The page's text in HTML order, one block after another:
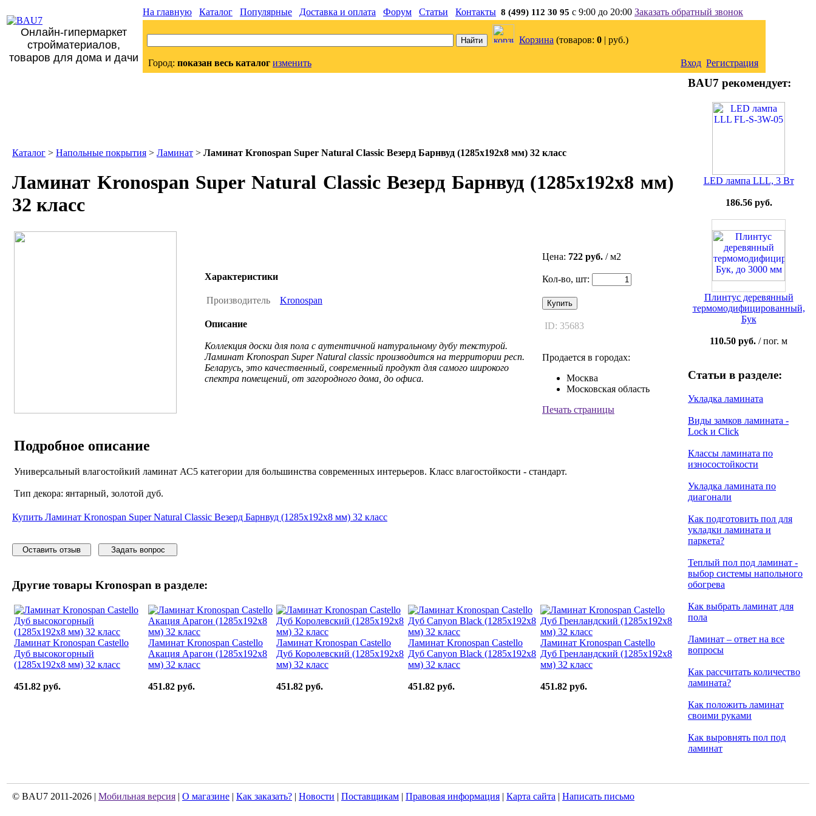
Онлайн-гипермаркет
стройматериалов,
товаров для дома и дачи
На главную Каталог Популярные Доставка и оплата Форум Статьи Контакты 8 (499) 112 30 95 с 9:00 до 20:00 Заказать обратный звонок
Корзина (товаров: 0 | руб.)
Город: показан весь каталог изменить Вход Регистрация
Каталог > Напольные покрытия > Ламинат > Ламинат Kronospan Super Natural Classic Везерд Барнвуд (1285x192x8 мм) 32 класс
Ламинат Kronospan Super Natural Classic Везерд Барнвуд (1285x192x8 мм)
32 класс
Характеристики
Производитель Kronospan
Описание
Коллекция доски для пола с аутентичной натуральному дубу текстурой.
Ламинат Kronospan Super Natural classic производится на территории респ.
Беларусь, это качественный, современный продукт для самого широкого
спектра помещений, от загородного дома, до офиса.
Цена: 722 руб. / м2
Кол-во, шт:
Купить
ID: 35683
Продается в городах:
Москва
Московская область
Печать страницы
Подробное описание
Универсальный влагостойкий ламинат АС5 категории для большинства современных интерьеров. Класс влагостойкости - стандарт.
Tип декора: янтарный, золотой дуб.
Купить Ламинат Kronospan Super Natural Classic Везерд Барнвуд (1285x192x8 мм) 32 класс
Оставить отзыв Задать вопрос
Другие товары Kronospan в разделе:
Ламинат Kronospan Castello
Дуб высокогорный
(1285x192x8 мм) 32 класс
451.82 руб.
Ламинат Kronospan Castello
Акация Арагон (1285x192x8
мм) 32 класс
451.82 руб.
Ламинат Kronospan Castello
Дуб Королевский (1285x192x8
мм) 32 класс
451.82 руб.
Ламинат Kronospan Castello
Дуб Canyon Black (1285x192x8
мм) 32 класс
451.82 руб.
Ламинат Kronospan Castello
Дуб Гренландский (1285x192x8
мм) 32 класс
451.82 руб.
BAU7 рекомендует:
LED лампа LLL, 3 Вт
186.56 руб.
Плинтус деревянный
термомодифицированный,
Бук
110.50 руб. / пог. м
Статьи в разделе:
Укладка ламината
Виды замков ламината -
Lock и Click
Классы ламината по
износостойкости
Укладка ламината по
диагонали
Как подготовить пол для
укладки ламината и
паркета?
Теплый пол под ламинат -
выбор системы напольного
обогрева
Как выбрать ламинат для
пола
Ламинат – ответ на все
вопросы
Как рассчитать количество
ламината?
Как положить ламинат
своими руками
Как выровнять пол под
ламинат
© BAU7 2011-2026 | Мобильная версия | О магазине | Как заказать? | Новости | Поставщикам | Правовая информация | Карта сайта | Написать письмо